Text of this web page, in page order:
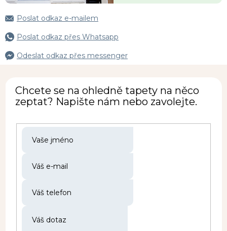
Poslat odkaz e-mailem
Poslat odkaz přes Whatsapp
Odeslat odkaz přes messenger
Chcete se na ohledně tapety na něco
zeptat? Napište nám nebo zavolejte.